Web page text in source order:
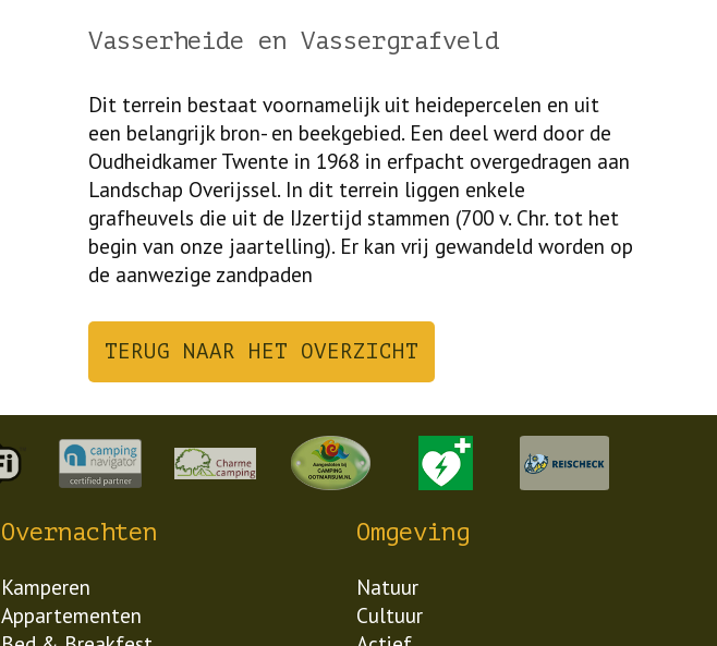
Vasserheide en Vassergrafveld
Dit terrein bestaat voornamelijk uit heidepercelen en uit
een belangrijk bron- en beekgebied. Een deel werd door de
Oudheidkamer Twente in 1968 in erfpacht overgedragen aan
Landschap Overijssel. In dit terrein liggen enkele
grafheuvels die uit de IJzertijd stammen (700 v. Chr. tot het
begin van onze jaartelling). Er kan vrij gewandeld worden op
de aanwezige zandpaden
TERUG NAAR HET OVERZICHT
Overnachten
Kamperen
Appartementen
Omgeving
Natuur
Cultuur